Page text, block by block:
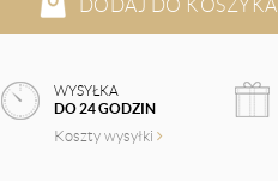
DODAJ DO KOSZYKA
WYSYŁKA
DO 24 GODZIN
Koszty wysyłki